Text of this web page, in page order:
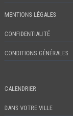
MENTIONS LÉGALES
CONFIDENTIALITÉ
CONDITIONS GÉNÉRALES
CALENDRIER
DANS VOTRE VILLE